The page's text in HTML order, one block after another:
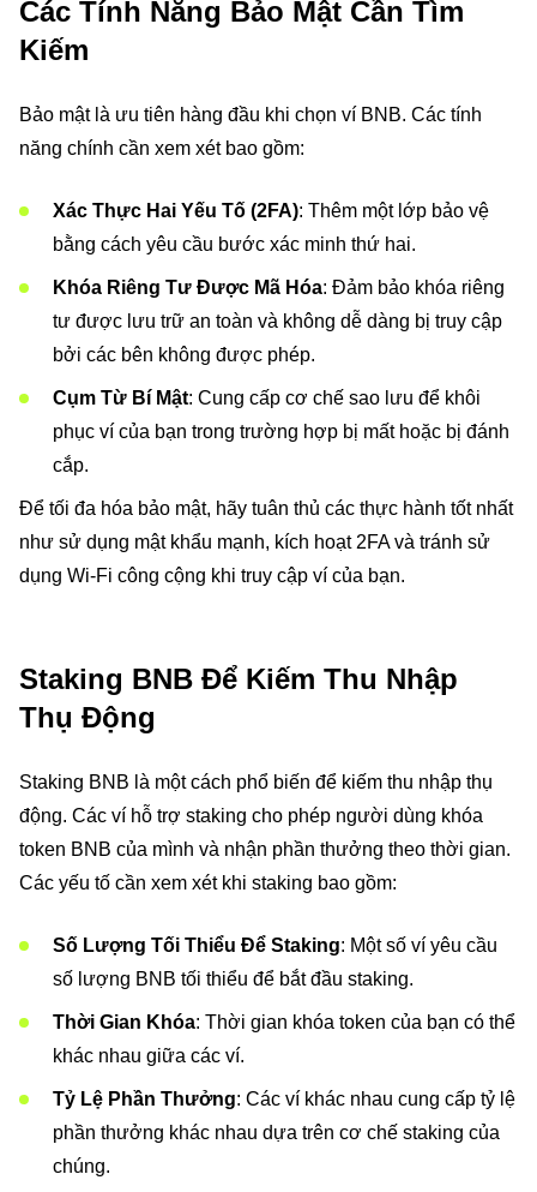
Các Tính Năng Bảo Mật Cần Tìm
Kiếm
Bảo mật là ưu tiên hàng đầu khi chọn ví BNB. Các tính
năng chính cần xem xét bao gồm:
Xác Thực Hai Yếu Tố (2FA): Thêm một lớp bảo vệ
bằng cách yêu cầu bước xác minh thứ hai.
Khóa Riêng Tư Được Mã Hóa: Đảm bảo khóa riêng
tư được lưu trữ an toàn và không dễ dàng bị truy cập
bởi các bên không được phép.
Cụm Từ Bí Mật: Cung cấp cơ chế sao lưu để khôi
phục ví của bạn trong trường hợp bị mất hoặc bị đánh
cắp.
Để tối đa hóa bảo mật, hãy tuân thủ các thực hành tốt nhất
như sử dụng mật khẩu mạnh, kích hoạt 2FA và tránh sử
dụng Wi-Fi công cộng khi truy cập ví của bạn.
Staking BNB Để Kiếm Thu Nhập
Thụ Động
Staking BNB là một cách phổ biến để kiếm thu nhập thụ
động. Các ví hỗ trợ staking cho phép người dùng khóa
token BNB của mình và nhận phần thưởng theo thời gian.
Các yếu tố cần xem xét khi staking bao gồm:
Số Lượng Tối Thiểu Để Staking: Một số ví yêu cầu
số lượng BNB tối thiểu để bắt đầu staking.
Thời Gian Khóa: Thời gian khóa token của bạn có thể
khác nhau giữa các ví.
Tỷ Lệ Phần Thưởng: Các ví khác nhau cung cấp tỷ lệ
phần thưởng khác nhau dựa trên cơ chế staking của
chúng.